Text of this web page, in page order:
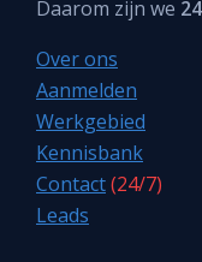
Daarom zijn we
Over ons
Aanmelden
Werkgebied
Kennisbank
Contact(24/7)
Leads